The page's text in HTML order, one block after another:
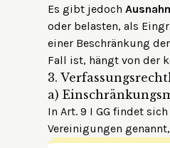
Es gibt jedoch
oder belasten, als
einer Beschränkung
Fall ist, hängt von der
3.
a)
In Art. 9 I GG findet
Vereinigungen